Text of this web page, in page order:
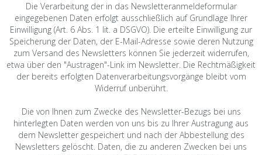
Die Verarbeitung der in das Newsletteranmeldeformular
eingegebenen Daten erfolgt ausschließlich auf Grundlage Ihrer
Einwilligung (Art. 6 Abs. 1 lit. a DSGVO). Die erteilte Einwilligung zur
Speicherung der Daten, der E-Mail-Adresse sowie deren Nutzung
zum Versand des Newsletters können Sie jederzeit widerrufen,
etwa über den "Austragen"-Link im Newsletter. Die Rechtmäßigkeit
der bereits erfolgten Datenverarbeitungsvorgänge bleibt vom
Widerruf unberührt.
Die von Ihnen zum Zwecke des Newsletter-Bezugs bei uns
hinterlegten Daten werden von uns bis zu Ihrer Austragung aus
dem Newsletter gespeichert und nach der Abbestellung des
Newsletters gelöscht. Daten, die zu anderen Zwecken bei uns